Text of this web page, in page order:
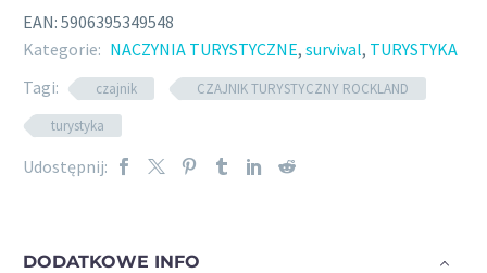
EAN: 5906395349548
Kategorie: NACZYNIA TURYSTYCZNE, survival, TURYSTYKA
Tagi:
czajnik
CZAJNIK TURYSTYCZNY ROCKLAND
turystyka
Udostępnij:
DODATKOWE INFO